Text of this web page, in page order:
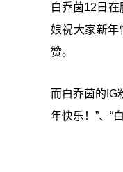
白乔茵12 日在
娘祝大家新年
赞。
而白乔茵的IG
年快乐！”、“